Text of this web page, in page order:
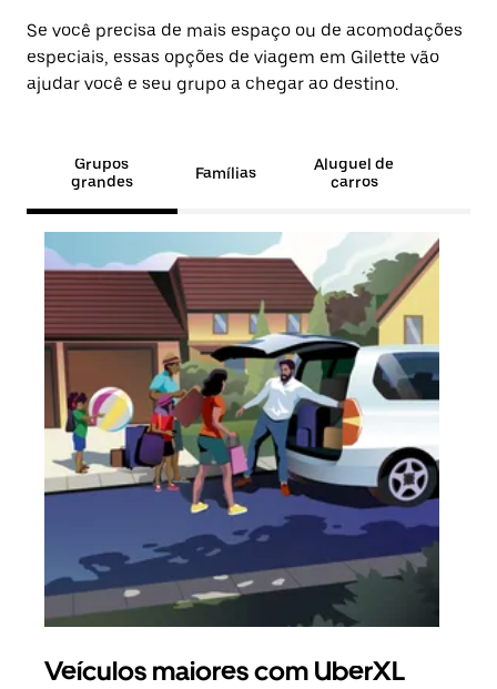
Se você precisa de mais espaço ou de acomodações
especiais, essas opções de viagem em Gilette vão
ajudar você e seu grupo a chegar ao destino.
Grupos
grandes
Famílias
Aluguel de
carros
Veículos maiores com UberXL